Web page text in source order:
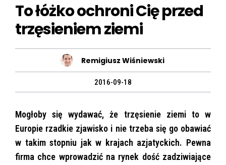
To łóżko ochroni Cię przed
trzęsieniem ziemi
Remigiusz Wiśniewski
2016-09-18
Mogłoby się wydawać, że trzęsienie ziemi to w
Europie rzadkie zjawisko i nie trzeba się go obawiać
w takim stopniu jak w krajach azjatyckich. Pewna
firma chce wprowadzić na rynek dość zadziwiające